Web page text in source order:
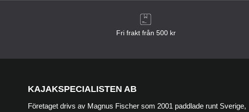
Fri frakt från 500 kr
KAJAKSPECIALISTEN AB
Företaget drivs av Magnus Fischer som 2001 paddlade runt Sverige,